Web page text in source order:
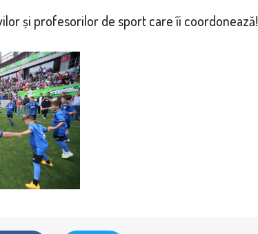
și profesorilor de sport care îi coordonează!